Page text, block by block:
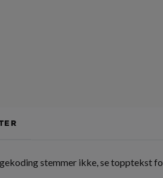
stemmer ikke, se topptekst